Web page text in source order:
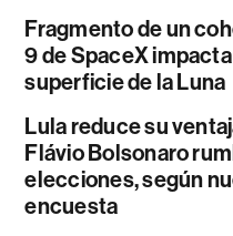
Fragmento de un
9 de SpaceX
superficie de la Luna
Lula reduce su
Flávio Bolsonaro
elecciones, según
encuesta